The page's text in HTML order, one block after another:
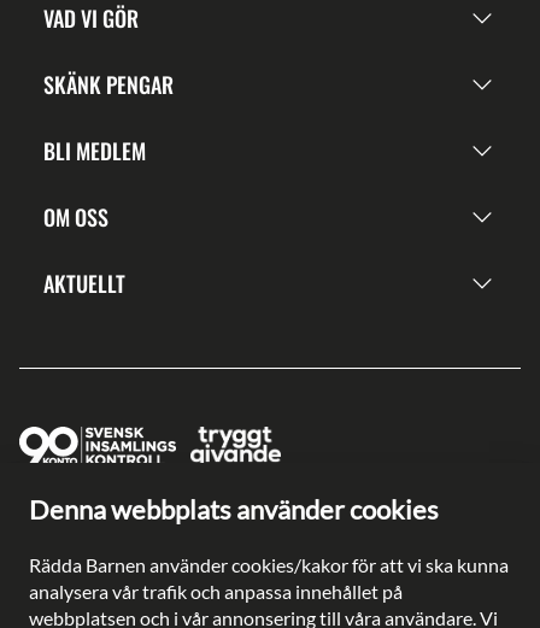
Denna webbplats använder cookies
Rädda Barnen använder cookies/kakor för att vi ska kunna
analysera vår trafik och anpassa innehållet på
webbplatsen och i vår annonsering till våra användare. Vi
VAD VI GÖR
SKÄNK PENGAR
BLI MEDLEM
OM OSS
AKTUELLT
Ge en gåva direkt
Plusgiro: 90 2003-3
Bankgiro: 902-0033